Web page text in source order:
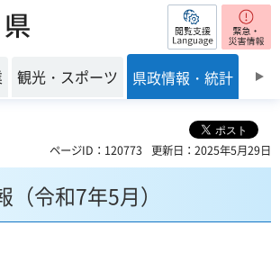
閲覧支援
表示
観光・スポーツ 県政情報・統計
ページID：120773 更新日：2025年5月29日
令和7年5月）